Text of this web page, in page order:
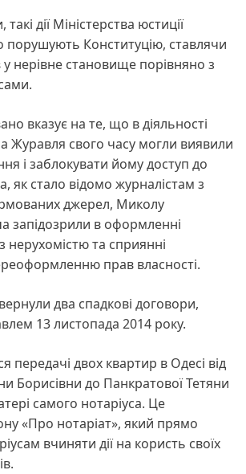
дії Міністерства юстиції
порушують Конституцію, ставлячи
у нерівне становище порівняно з
вказує на те, що в діяльності
Журавля свого часу могли виявили
і заблокувати йому доступ до
як стало відомо журналістам з
джерел, Миколу
запідозрили в оформленні
нерухомістю та сприянні
прав власності.
два спадкові договори,
13 листопада 2014 року.
передачі двох квартир в Одесі від
Борисівни до Панкратової Тетяни
самого нотаріуса. Це
«Про нотаріат», який прямо
вчиняти дії на користь своїх